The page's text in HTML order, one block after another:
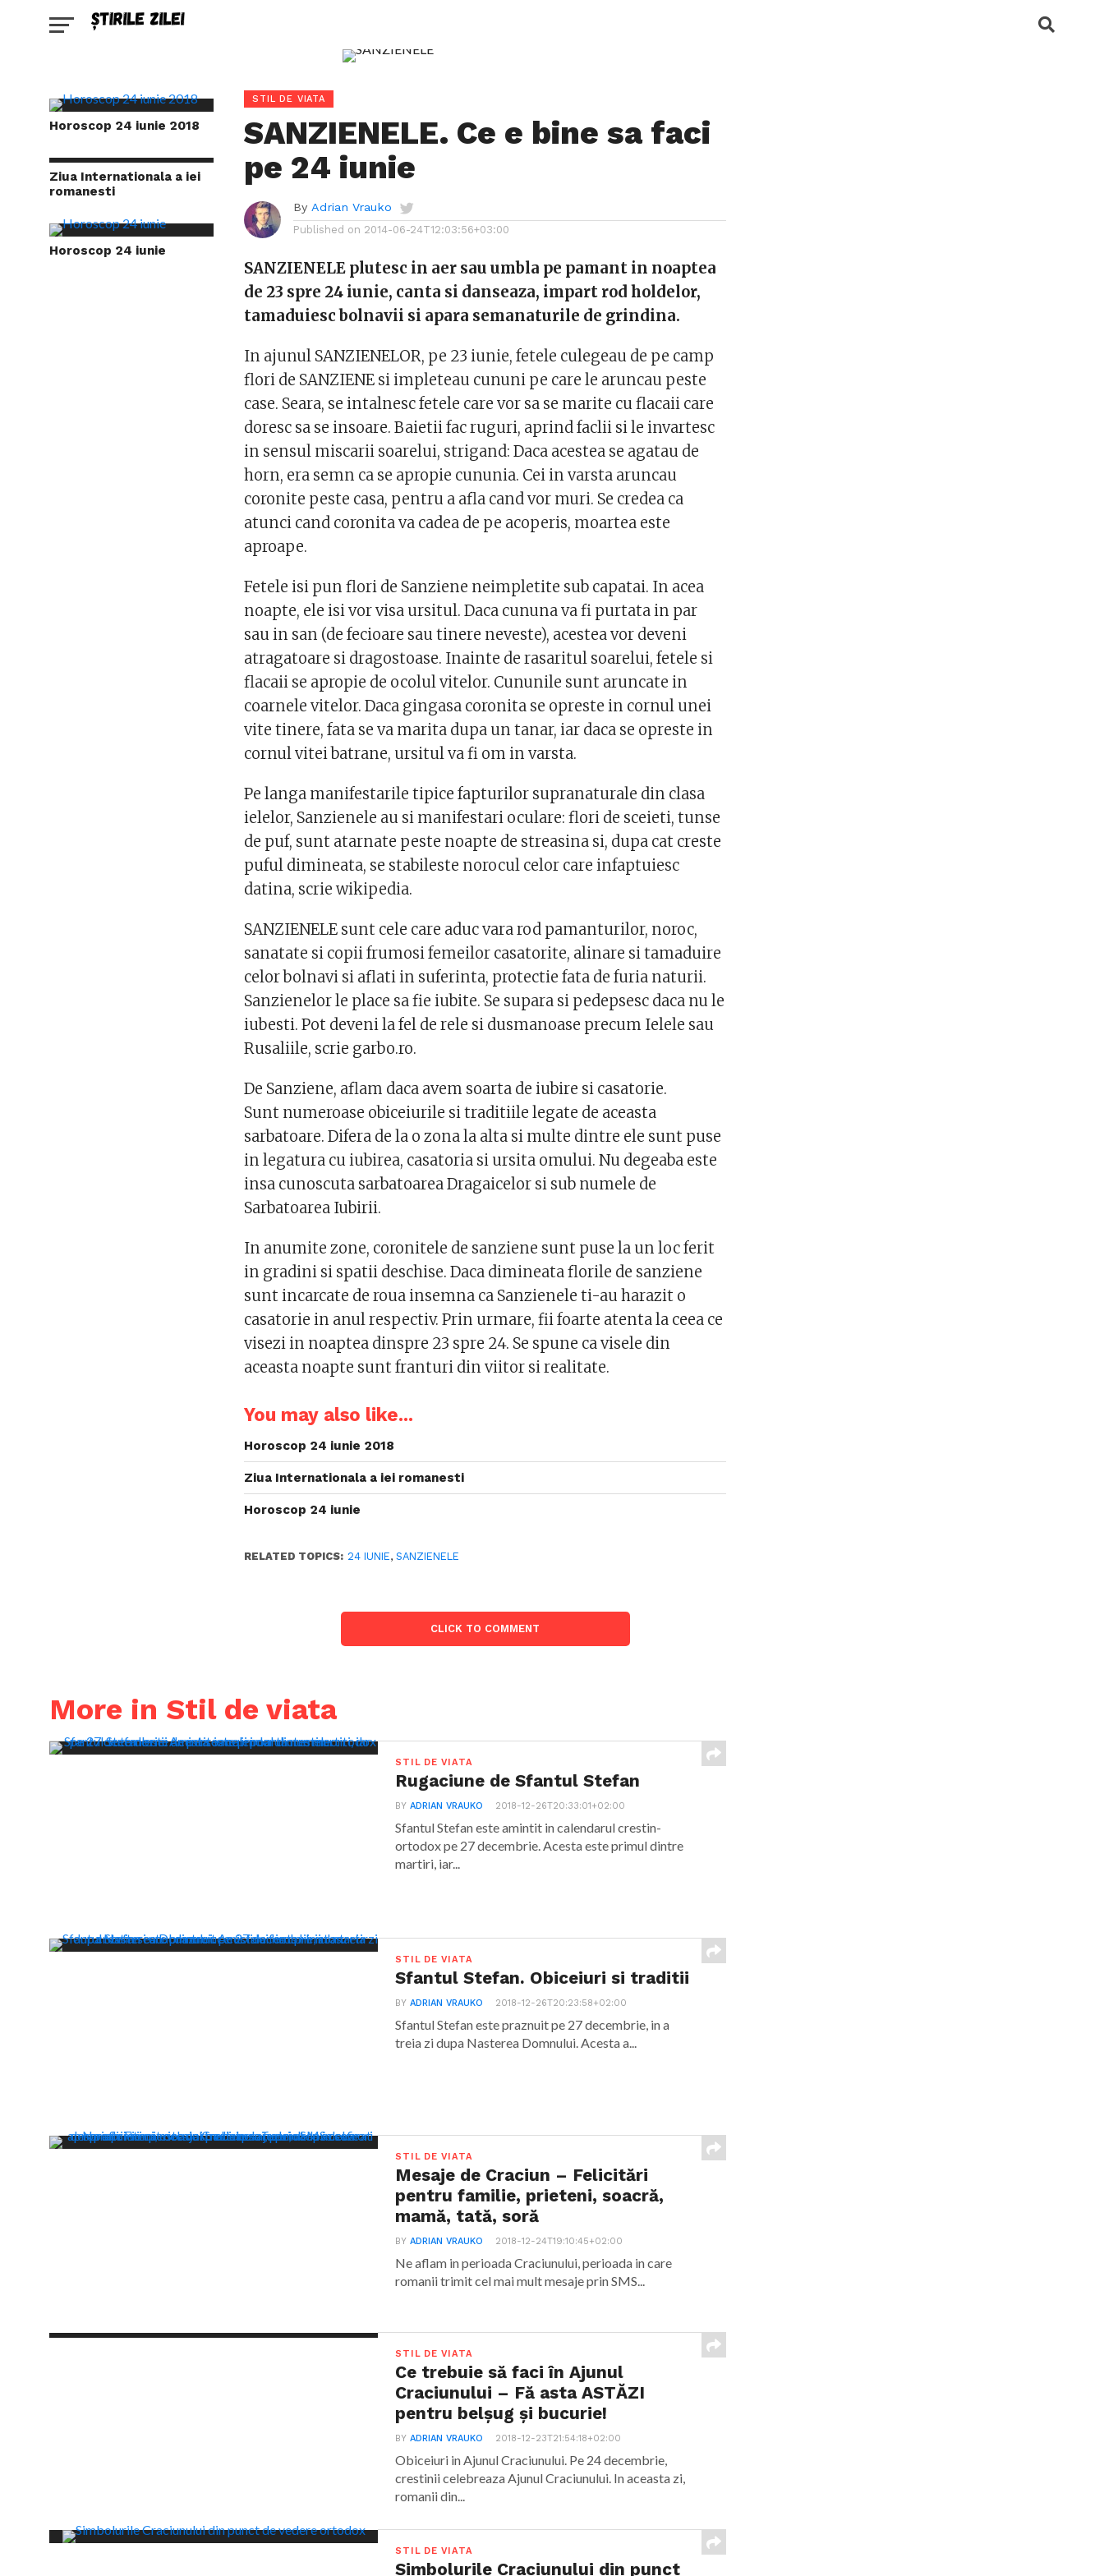
Horoscop 24 iunie 2018
Ziua Internationala a iei
romanesti
Horoscop 24 iunie
STIL DE VIATA
SANZIENELE. Ce e bine sa faci
pe 24 iunie
By Adrian Vrauko
Published on 2014-06-24T12:03:56+03:00
SANZIENELE plutesc in aer sau umbla pe pamant in noaptea
de 23 spre 24 iunie, canta si danseaza, impart rod holdelor,
tamaduiesc bolnavii si apara semanaturile de grindina.
In ajunul SANZIENELOR, pe 23 iunie, fetele culegeau de pe camp
flori de SANZIENE si impleteau cununi pe care le aruncau peste
case. Seara, se intalnesc fetele care vor sa se marite cu flacaii care
doresc sa se insoare. Baietii fac ruguri, aprind faclii si le invartesc
in sensul miscarii soarelui, strigand: Daca acestea se agatau de
horn, era semn ca se apropie cununia. Cei in varsta aruncau
coronite peste casa, pentru a afla cand vor muri. Se credea ca
atunci cand coronita va cadea de pe acoperis, moartea este
aproape.
Fetele isi pun flori de Sanziene neimpletite sub capatai. In acea
noapte, ele isi vor visa ursitul. Daca cununa va fi purtata in par
sau in san (de fecioare sau tinere neveste), acestea vor deveni
atragatoare si dragostoase. Inainte de rasaritul soarelui, fetele si
flacaii se apropie de ocolul vitelor. Cununile sunt aruncate in
coarnele vitelor. Daca gingasa coronita se opreste in cornul unei
vite tinere, fata se va marita dupa un tanar, iar daca se opreste in
cornul vitei batrane, ursitul va fi om in varsta.
Pe langa manifestarile tipice fapturilor supranaturale din clasa
ielelor, Sanzienele au si manifestari oculare: flori de sceieti, tunse
de puf, sunt atarnate peste noapte de streasina si, dupa cat creste
puful dimineata, se stabileste norocul celor care infaptuiesc
datina, scrie wikipedia.
SANZIENELE sunt cele care aduc vara rod pamanturilor, noroc,
sanatate si copii frumosi femeilor casatorite, alinare si tamaduire
celor bolnavi si aflati in suferinta, protectie fata de furia naturii.
Sanzienelor le place sa fie iubite. Se supara si pedepsesc daca nu le
iubesti. Pot deveni la fel de rele si dusmanoase precum Ielele sau
Rusaliile, scrie garbo.ro.
De Sanziene, aflam daca avem soarta de iubire si casatorie.
Sunt numeroase obiceiurile si traditiile legate de aceasta
sarbatoare. Difera de la o zona la alta si multe dintre ele sunt puse
in legatura cu iubirea, casatoria si ursita omului. Nu degeaba este
insa cunoscuta sarbatoarea Dragaicelor si sub numele de
Sarbatoarea Iubirii.
In anumite zone, coronitele de sanziene sunt puse la un loc ferit
in gradini si spatii deschise. Daca dimineata florile de sanziene
sunt incarcate de roua insemna ca Sanzienele ti-au harazit o
casatorie in anul respectiv. Prin urmare, fii foarte atenta la ceea ce
visezi in noaptea dinspre 23 spre 24. Se spune ca visele din
aceasta noapte sunt franturi din viitor si realitate.
You may also like...
Horoscop 24 iunie 2018
Ziua Internationala a iei romanesti
Horoscop 24 iunie
RELATED TOPICS: 24 IUNIE,SANZIENELE
CLICK TO COMMENT
More in Stil de viata
STIL DE VIATA
Rugaciune de Sfantul Stefan
BYADRIAN VRAUKO 2018-12-26T20:33:01+02:00
Sfantul Stefan este amintit in calendarul crestin-
ortodox pe 27 decembrie. Acesta este primul dintre
martiri, iar...
STIL DE VIATA
Sfantul Stefan. Obiceiuri si traditii
BYADRIAN VRAUKO 2018-12-26T20:23:58+02:00
Sfantul Stefan este praznuit pe 27 decembrie, in a
treia zi dupa Nasterea Domnului. Acesta a...
STIL DE VIATA
Mesaje de Craciun – Felicitări
pentru familie, prieteni, soacră,
mamă, tată, soră
BYADRIAN VRAUKO 2018-12-24T19:10:45+02:00
Ne aflam in perioada Craciunului, perioada in care
romanii trimit cel mai mult mesaje prin SMS...
STIL DE VIATA
Ce trebuie să faci în Ajunul
Craciunului – Fă asta ASTĂZI
pentru belșug și bucurie!
BYADRIAN VRAUKO 2018-12-23T21:54:18+02:00
Obiceiuri in Ajunul Craciunului. Pe 24 decembrie,
crestinii celebreaza Ajunul Craciunului. In aceasta zi,
romanii din...
STIL DE VIATA
Simbolurile Craciunului din punct